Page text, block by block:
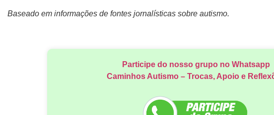
Baseado em informações de fontes jornalísticas sobre autismo.
Participe do nosso grupo no Whatsapp
Caminhos Autismo – Trocas, Apoio e